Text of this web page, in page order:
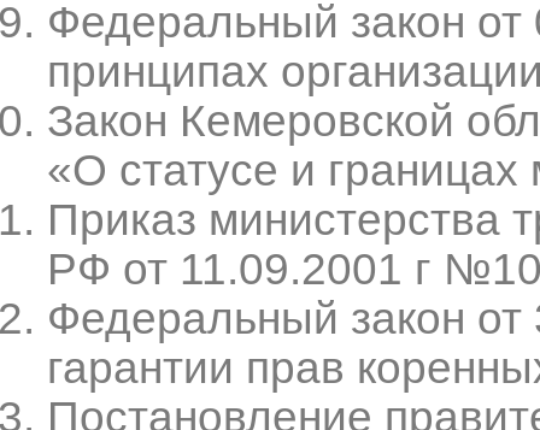
Федеральный закон
принципах
Закон Кемеровской
«О статусе и
Приказ министерства
РФ от 11.09.2001 г
Федеральный закон
гарантии прав
Постановление